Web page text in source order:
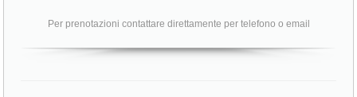
Per prenotazioni contattare direttamente per telefono o email